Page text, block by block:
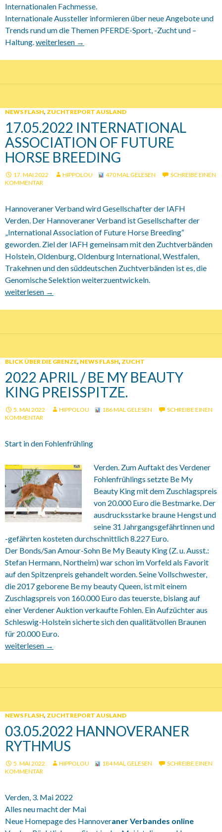
Internationalen Fachmesse.
Internationale Aussteller informieren über neue Angebote und
Trends rund um die Themen PFERDE-Sport, -Zucht und –
Haltung.14.09.2022 Pferd Bodensee zäumt wieder auf
weiterlesen →
NEWS FLASH, ZUCHTREPORT AUSLAND
17.05.2022 INTERNATIONAL
ASSOCIATION OF FUTURE
HORSE BREEDING
17. MAI 2022 HIPPOLOU 470 MAL GELESEN
SCHREIBE EINEN
KOMMENTAR
Hannoveraner Verband wird Gesellschafter der IAFH
Verden. Der Hannoveraner Verband ist Gesellschafter der
„International Association of Future Horse Breeding“
geworden. Ziel der IAFH gemeinsam mit den Zuchtverbänden
Holstein, Oldenburg, Oldenburg International, Westfalen,
Trakehnen und den süddeutschen Zuchtverbänden ist es, die
Genomische Selektion weiterzuentwickeln.
17.05.2022 International Association of Future Horse Breeding
weiterlesen →
BLICK ÜBER DIE GRENZE, NEWS FLASH, ZUCHT
2022 APRIL / BE MY BEAUTY
KING PREISSPITZE.
5. MAI 2022 HIPPOLOU 186 MAL GELESEN
SCHREIBE EINEN
KOMMENTAR
Start in den Fohlenfrühling
Verden. Zum Auftakt des Verdener
Fohlenfrühlings setzte Be My
Beauty King mit dem Zuschlagspreis
von 20.000 Euro die Bestmarke. Der
ausdrucksstarke braune Hengst und
seine 31 Jahrgangsgefährtinnen und
-gefährten kosteten durchschnittlich 8.227 Euro.
Der Bonds/San Amour-Sohn Be My Beauty King (Z. u. Ausst.:
Stefan Hermann, Northeim) war schon im Vorfeld als Favorit
auf den Spitzenpreis gehandelt worden. Seine Vollschwester,
die 2017 geborene Be my beauty Queen, ist mit einem
Zuschlagspreis von 160.000 Euro das teuerste, bislang auf
einer Verdener Auktion verkaufte Fohlen. Ein Aufzüchter aus
Schleswig-Holstein sicherte sich den qualitätvollen Braunen
für 20.000 Euro.
2022 April / Be my Beauty King Preisspitze.
weiterlesen →
NEWS FLASH, ZUCHTREPORT AUSLAND
03.05.2022 HANNOVERANER
RYTHMUS
5. MAI 2022 HIPPOLOU 184 MAL GELESEN
SCHREIBE EINEN
KOMMENTAR
Verden, 3. Mai 2022
Alles neu macht der Mai
Neue Homepage des Hannoveraner Verbandes online